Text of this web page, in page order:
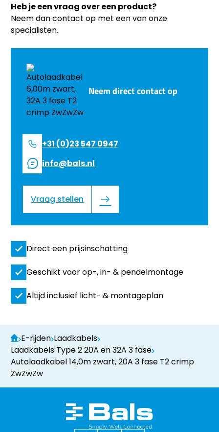
Heb je een vraag over een product?
Neem dan contact op met een van onze
specialisten.
Neem direct contact op
+31 (0)23 547 0947
info@bals.nl
Vraag stellen
Direct een prijsinschatting
Geschikt voor op-, in- & pendelmontage
Altijd inclusief licht- & montageplan
E-rijden Laadkabels
Laadkabels Type 2 20A en 32A 3 fase
Autolaadkabel 14,0m zwart, 20A 3 fase T2 crimp
ZwZwZw